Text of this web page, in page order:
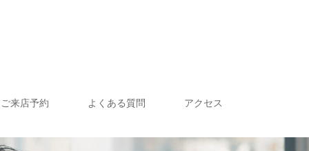
ご来店予約 よくある質問 アクセス